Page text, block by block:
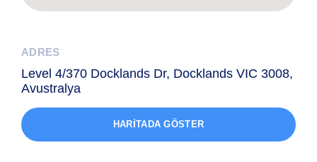
ADRES
Level 4/370 Docklands Dr, Docklands VIC 3008,
Avustralya
HARITADA GÖSTER